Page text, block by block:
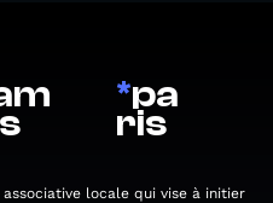
*pa
ris
locale qui vise à initier